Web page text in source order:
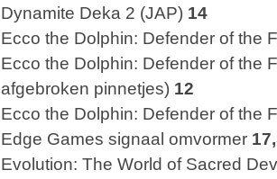
Dynamite Deka 2 (JAP) 14
Ecco the Dolphin: Defender of the
Ecco the Dolphin: Defender of the
afgebroken pinnetjes) 12
Ecco the Dolphin: Defender of the
Edge Games signaal omvormer
Evolution: The World of Sacred